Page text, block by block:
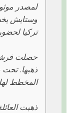
لمصدر
وستایش
تركيا
حصلت
ذهبها. تحت
المخطط
ذهبت